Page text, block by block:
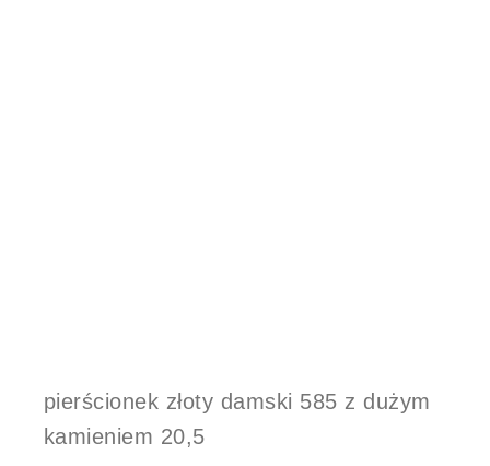
pierścionek złoty damski 585 z dużym
kamieniem 20,5